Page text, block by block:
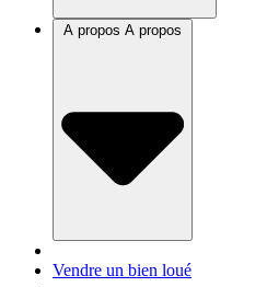
A propos
Vendre un bien loué